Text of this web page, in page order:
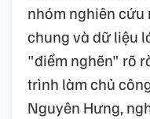
nhóm nghiên cứu
chung và dữ liệu
"điểm nghẽn" rõ
trình làm chủ
Nguyên Hưng,